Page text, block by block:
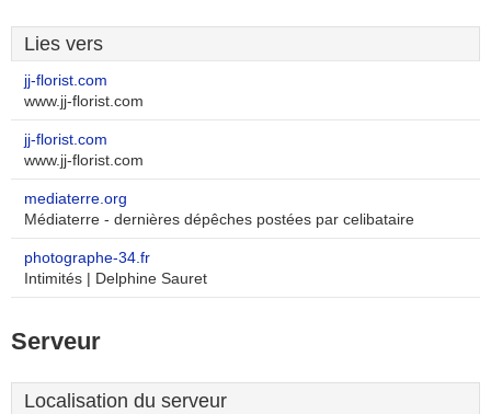
Lies vers
jj-florist.com
www.jj-florist.com
jj-florist.com
www.jj-florist.com
mediaterre.org
Médiaterre - dernières dépêches postées par celibataire
photographe-34.fr
Intimités | Delphine Sauret
Serveur
Localisation du serveur